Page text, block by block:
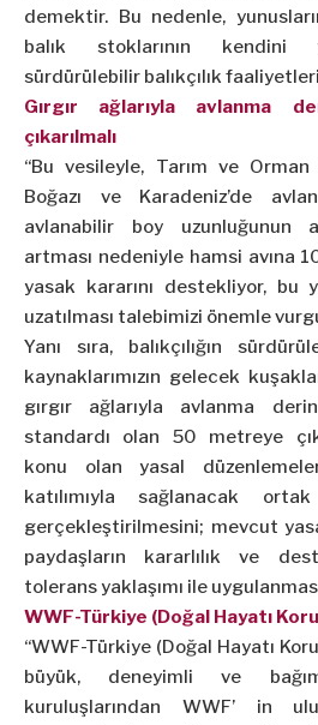
demektir. Bu nedenle,
balık stoklarının kendini
sürdürülebilir balıkçılık
Gırgır ağlarıyla avlanma
çıkarılmalı
“Bu vesileyle, Tarım ve Orman
Boğazı ve Karadeniz’de
avlanabilir boy uzunluğunun
artması nedeniyle hamsi avına
yasak kararını destekliyor, bu
uzatılması talebimizi önemle
Yanı sıra, balıkçılığın
kaynaklarımızın gelecek
gırgır ağlarıyla avlanma
standardı olan 50 metreye
konu olan yasal
katılımıyla sağlanacak
gerçekleştirilmesini; mevcut
paydaşların kararlılık ve
tolerans yaklaşımı ile
WWF-Türkiye (Doğal Hayatı
“WWF-Türkiye (Doğal Hayatı
büyük, deneyimli ve
kuruluşlarından WWF’ in